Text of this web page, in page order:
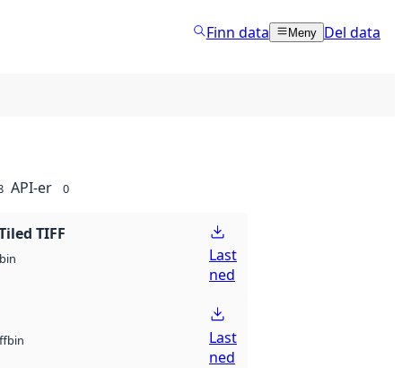
Finn data Meny Del data
API-er 0
TIFF
bin
Last
ned
bin
Last
ned